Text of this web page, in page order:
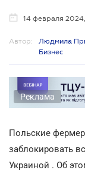
14 февраля
Автор:
Людмила
Бизнес
Реклама
Польские
заблокировать
Украиной . Об